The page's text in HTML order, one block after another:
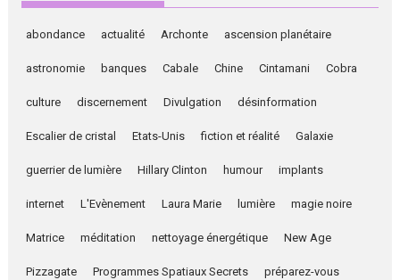
abondance actualité Archonte ascension planétaire
astronomie banques Cabale Chine Cintamani Cobra
culture discernement Divulgation désinformation
Escalier de cristal Etats-Unis fiction et réalité Galaxie
guerrier de lumière Hillary Clinton humour implants
internet L'Evènement Laura Marie lumière magie noire
Matrice méditation nettoyage énergétique New Age
Pizzagate Programmes Spatiaux Secrets préparez-vous